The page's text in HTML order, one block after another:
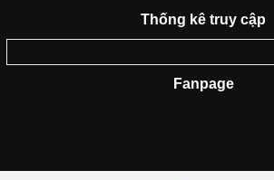
Thống kê truy cập
Fanpage